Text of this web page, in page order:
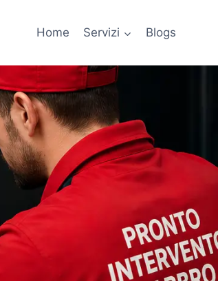
Home Servizi Blogs